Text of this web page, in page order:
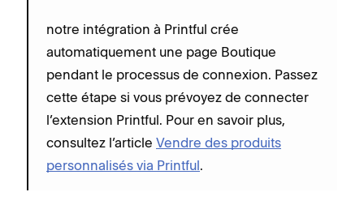
notre intégration à Printful crée
automatiquement une page Boutique
pendant le processus de connexion. Passez
cette étape si vous prévoyez de connecter
l’extension Printful. Pour en savoir plus,
consultez l’article Vendre des produits
personnalisés via Printful.